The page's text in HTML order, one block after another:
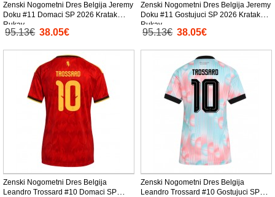
Zenski Nogometni Dres Belgija Jeremy
Doku #11 Domaci SP 2026 Kratak
Rukav
95.13€ 38.05€
Zenski Nogometni Dres Belgija Jeremy
Doku #11 Gostujuci SP 2026 Kratak
Rukav
95.13€ 38.05€
Zenski Nogometni Dres Belgija
Leandro Trossard #10 Domaci SP
Zenski Nogometni Dres Belgija
Leandro Trossard #10 Gostujuci SP